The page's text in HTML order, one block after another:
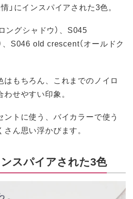
」にインスパイアされた3色。
ングシャドウ）、S045
、S046 old crescent（オールドク
はもちろん、これまでのノイロ
せやすい印象。
トに使う、バイカラーで使う
ん思い浮かびます。
ンスパイアされた3色